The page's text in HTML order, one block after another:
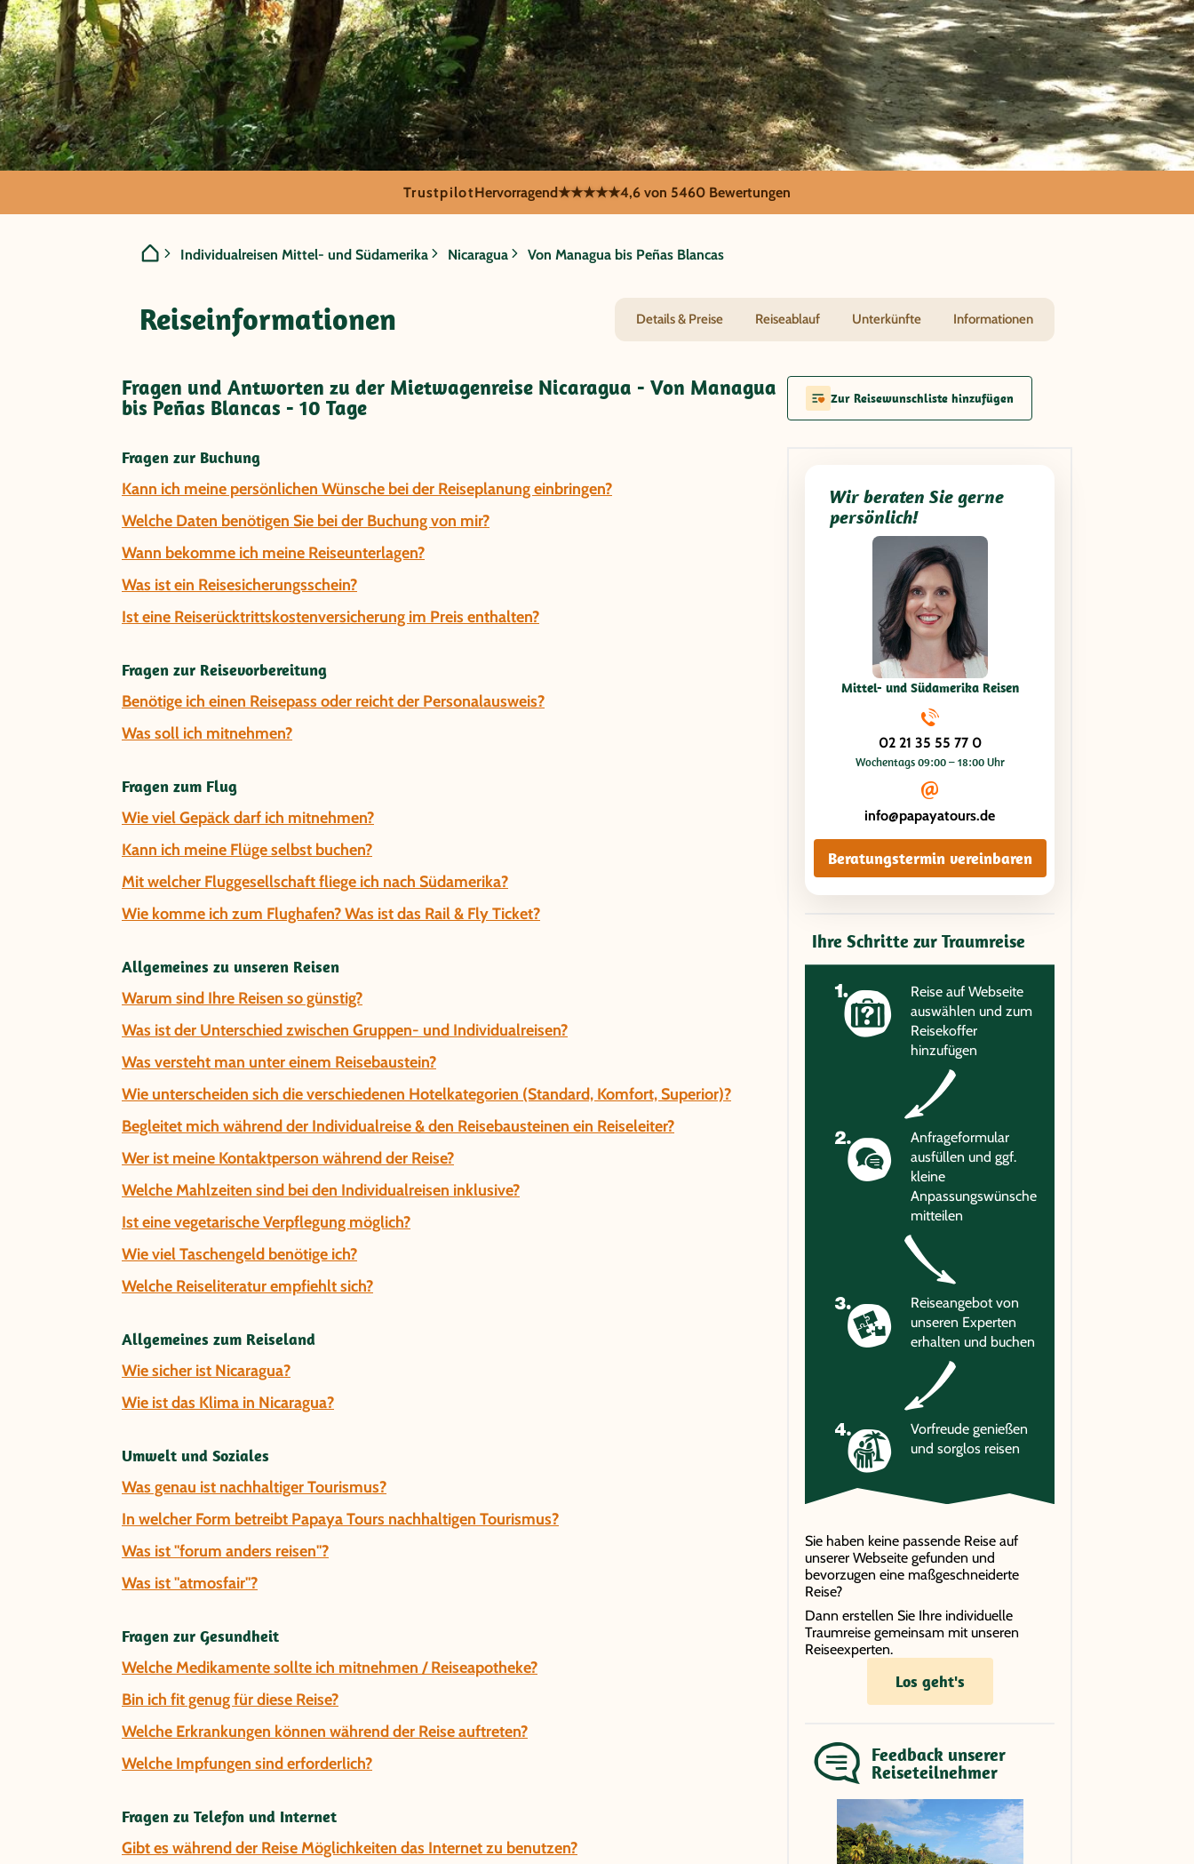
Nicaragua - Von Managua bis Peñas
Blancas
TrustpilotHervorragend★★★★★4,6 von 5460 Bewertungen
Individualreisen Mittel- und Südamerika Nicaragua Von Managua bis Peñas Blancas
Reiseinformationen Details & Preise Reiseablauf Unterkünfte Informationen
Fragen und Antworten zu der Mietwagenreise Nicaragua - Von Managua
bis Peñas Blancas - 10 Tage Zur Reisewunschliste hinzufügen
Fragen zur Buchung
Kann ich meine persönlichen Wünsche bei der Reiseplanung einbringen?
Welche Daten benötigen Sie bei der Buchung von mir?
Wann bekomme ich meine Reiseunterlagen?
Was ist ein Reisesicherungsschein?
Ist eine Reiserücktrittskostenversicherung im Preis enthalten?
Fragen zur Reisevorbereitung
Benötige ich einen Reisepass oder reicht der Personalausweis?
Was soll ich mitnehmen?
Fragen zum Flug
Wie viel Gepäck darf ich mitnehmen?
Kann ich meine Flüge selbst buchen?
Mit welcher Fluggesellschaft fliege ich nach Südamerika?
Wie komme ich zum Flughafen? Was ist das Rail & Fly Ticket?
Allgemeines zu unseren Reisen
Warum sind Ihre Reisen so günstig?
Was ist der Unterschied zwischen Gruppen- und Individualreisen?
Was versteht man unter einem Reisebaustein?
Wie unterscheiden sich die verschiedenen Hotelkategorien (Standard, Komfort, Superior)?
Begleitet mich während der Individualreise & den Reisebausteinen ein Reiseleiter?
Wer ist meine Kontaktperson während der Reise?
Welche Mahlzeiten sind bei den Individualreisen inklusive?
Ist eine vegetarische Verpflegung möglich?
Wie viel Taschengeld benötige ich?
Welche Reiseliteratur empfiehlt sich?
Allgemeines zum Reiseland
Wie sicher ist Nicaragua?
Wie ist das Klima in Nicaragua?
Umwelt und Soziales
Was genau ist nachhaltiger Tourismus?
In welcher Form betreibt Papaya Tours nachhaltigen Tourismus?
Was ist "forum anders reisen"?
Was ist "atmosfair"?
Fragen zur Gesundheit
Welche Medikamente sollte ich mitnehmen / Reiseapotheke?
Bin ich fit genug für diese Reise?
Welche Erkrankungen können während der Reise auftreten?
Welche Impfungen sind erforderlich?
Fragen zu Telefon und Internet
Gibt es während der Reise Möglichkeiten das Internet zu benutzen?
Wir beraten Sie gerne
persönlich!
Mittel- und Südamerika Reisen
02 21 35 55 77 0
Wochentags 09:00 – 18:00 Uhr
info@papayatours.de
Beratungstermin vereinbaren
Ihre Schritte zur Traumreise
Reise auf Webseite
auswählen und zum
Reisekoffer
hinzufügen
Anfrageformular
ausfüllen und ggf.
kleine
Anpassungswünsche
mitteilen
Reiseangebot von
unseren Experten
erhalten und buchen
Vorfreude genießen
und sorglos reisen
Sie haben keine passende Reise auf
unserer Webseite gefunden und
bevorzugen eine maßgeschneiderte
Reise?
Dann erstellen Sie Ihre individuelle
Traumreise gemeinsam mit unseren
Reiseexperten.
Los geht's
Feedback unserer
Reiseteilnehmer